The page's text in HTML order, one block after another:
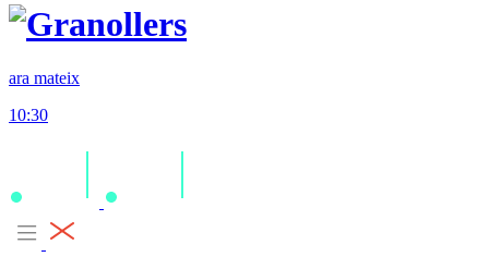
ara mateix
10:30